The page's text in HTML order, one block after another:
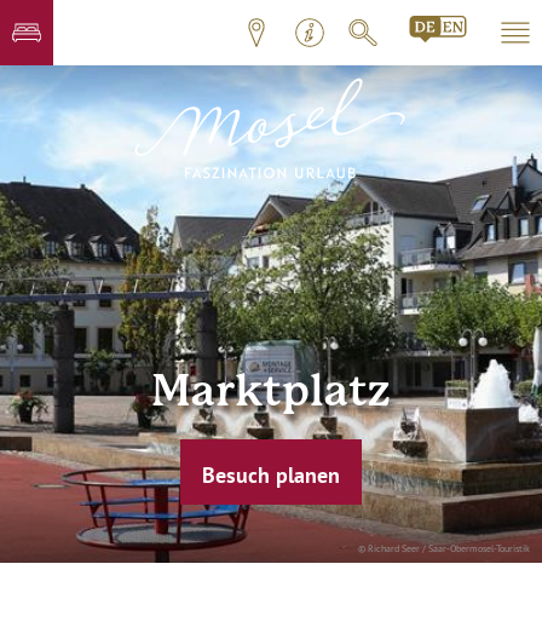
© Richard Seer / Saar-Obermosel-Touristik
Marktplatz
Besuch planen